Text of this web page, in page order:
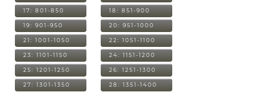
17: 801-850 18: 851-900
19: 901-950 20: 951-1000
21: 1001-1050 22: 1051-1100
23: 1101-1150 24: 1151-1200
25: 1201-1250 26: 1251-1300
27: 1301-1350 28: 1351-1400